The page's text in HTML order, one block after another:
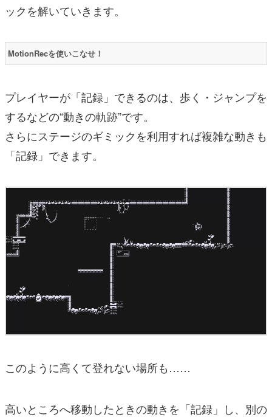
ックを解いていきます。
MotionRecを使いこなせ！
プレイヤーが「記録」できるのは、歩く・ジャンプを
するなどの“動きの軌跡”です。
さらにステージのギミックを利用すれば複雑な動きも
「記録」できます。
このように高くて登れない場所も……
高いところへ移動したときの動きを「記録」し、別の